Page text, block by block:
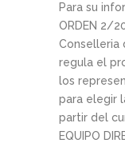
Para su
ORDEN 2/
Conselleria
regula el
los
para elegir
partir del
EQUIPO